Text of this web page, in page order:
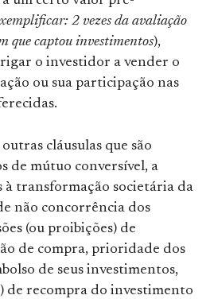
2 vezes da avaliação
que captou investimentos),
o investidor a vender o
ou sua participação nas
cláusulas que são
de mútuo conversível, a
à transformação societária da
não concorrência dos
(ou proibições) de
de compra, prioridade dos
de seus investimentos,
de recompra do investimento